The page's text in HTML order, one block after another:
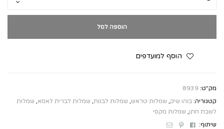
הוספה לסל
הוסף למועדפים
מק"ט: 8939
קטגוריה: בוהו שיק, שמלות טראש, שמלות לבנות, שמלות לברית לאמא, שמלות
לשבת חתן, שמלות מקסי
שיתוף:
Facebook
Pinterest
Email